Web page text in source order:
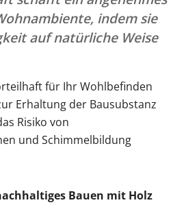
indem sie
auf natürliche Weise
für Ihr Wohlbefinden
Erhaltung der Bausubstanz
Risiko von
und Schimmelbildung
Bauen mit Holz